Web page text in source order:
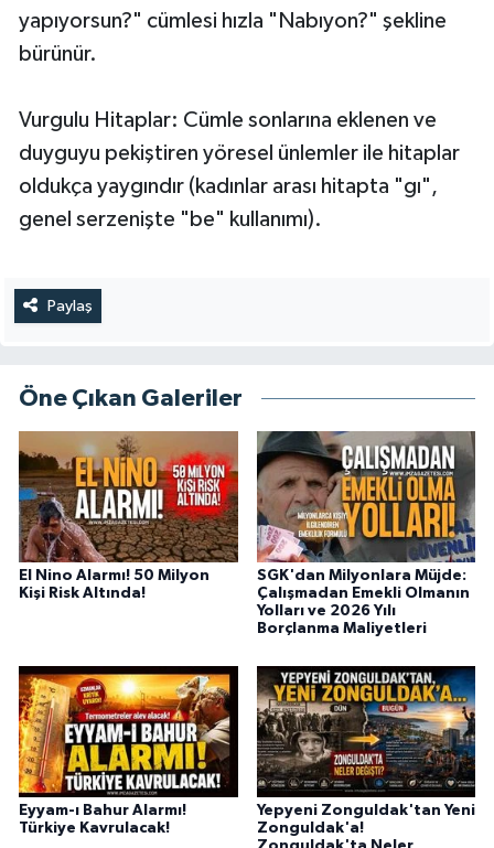
yapıyorsun?" cümlesi hızla "Nabıyon?" şekline
bürünür.
Vurgulu Hitaplar: Cümle sonlarına eklenen ve
duyguyu pekiştiren yöresel ünlemler ile hitaplar
oldukça yaygındır (kadınlar arası hitapta "gı",
genel serzenişte "be" kullanımı).
Paylaş
Öne Çıkan Galeriler
El Nino Alarmı! 50 Milyon
Kişi Risk Altında!
SGK'dan Milyonlara Müjde:
Çalışmadan Emekli Olmanın
Yolları ve 2026 Yılı
Borçlanma Maliyetleri
Eyyam-ı Bahur Alarmı!
Türkiye Kavrulacak!
Yepyeni Zonguldak'tan Yeni
Zonguldak'a!